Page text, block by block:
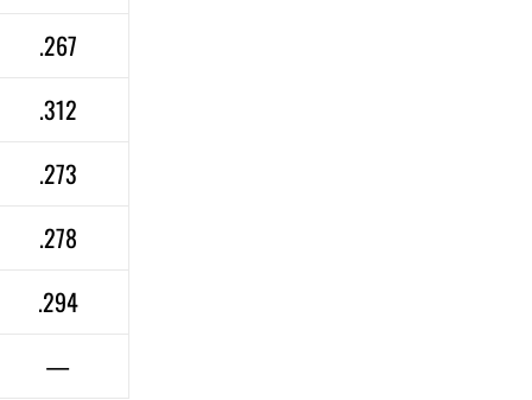
.267
.312
.273
.278
.294
—